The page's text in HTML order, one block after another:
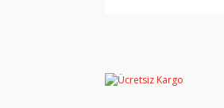
Ürün resmi